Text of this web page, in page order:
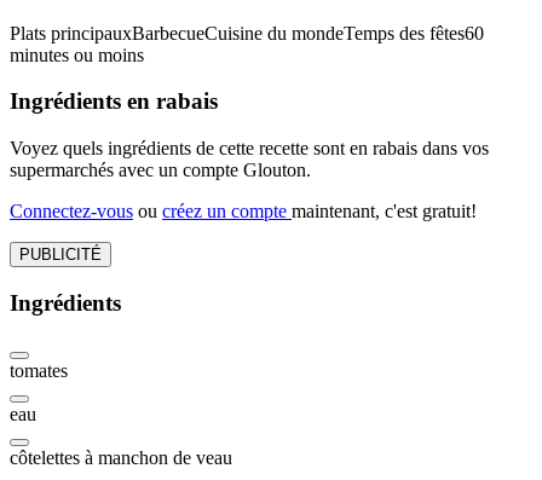
Plats principauxBarbecueCuisine du mondeTemps des fêtes60
minutes ou moins
Ingrédients en rabais
Voyez quels ingrédients de cette recette sont en rabais dans vos
supermarchés avec un compte Glouton.
Connectez-vous ou créez un compte maintenant, c'est gratuit!
PUBLICITÉ
Ingrédients
tomates
eau
côtelettes à manchon de veau